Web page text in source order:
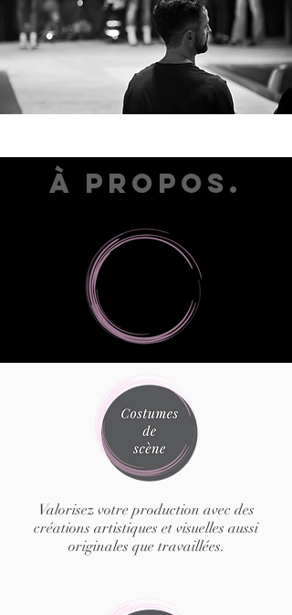
À propos.
Valorisez votre production avec des
créations artistiques et visuelles aussi
originales que travaillées.